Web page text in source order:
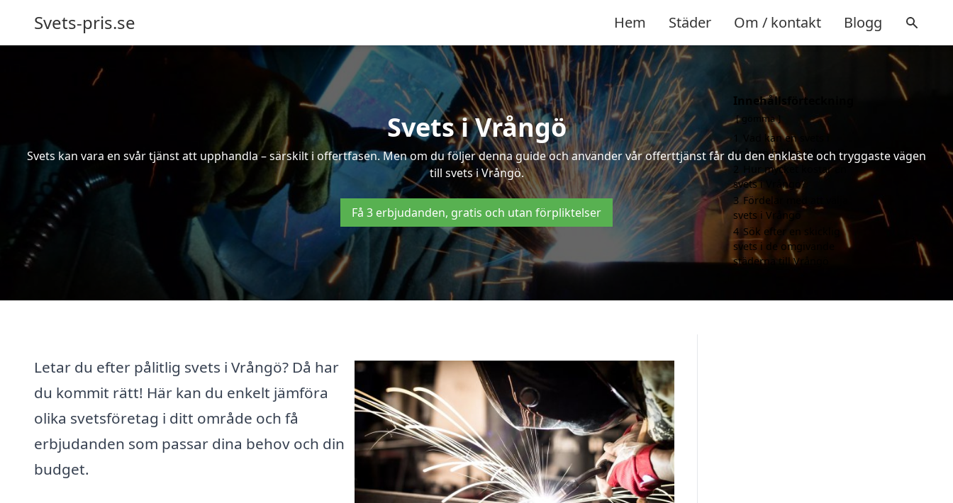
Svets-pris.se Hem Städer Om / kontakt Blogg
Svets i Vrångö
Svets kan vara en svår tjänst att upphandla – särskilt i offertfasen. Men om du följer denna guide och använder vår offerttjänst får du den enklaste och tryggaste vägen
till svets i Vrångö.
Få 3 erbjudanden, gratis och utan förpliktelser
Letar du efter pålitlig svets i Vrångö? Då har
du kommit rätt! Här kan du enkelt jämföra
olika svetsföretag i ditt område och få
erbjudanden som passar dina behov och din
budget.
Innehållsförteckning
gömma
Vad kan en svets i
Vrångö hjälpa till med?
Hur mycket kostar en
svets i Vrångö?
3 Fördelar med att välja
svets i Vrångö
4 Sök efter en skicklig
svets i de omgivande
städerna till Vrångö